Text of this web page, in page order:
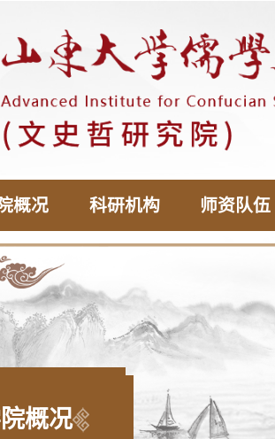
概况 科研机构 师资队伍
概况